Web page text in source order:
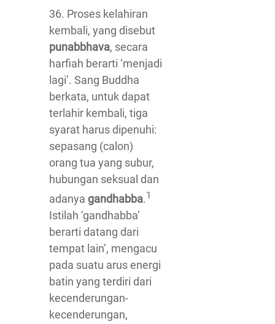
36. Proses kelahiran
kembali, yang disebut
punabbhava, secara
harfiah berarti ‘menjadi
lagi’. Sang Buddha
berkata, untuk dapat
terlahir kembali, tiga
syarat harus dipenuhi:
sepasang (calon)
orang tua yang subur,
hubungan seksual dan
adanya gandhabba.1
Istilah ‘gandhabba’
berarti datang dari
tempat lain’, mengacu
pada suatu arus energi
batin yang terdiri dari
kecenderungan-
kecenderungan,